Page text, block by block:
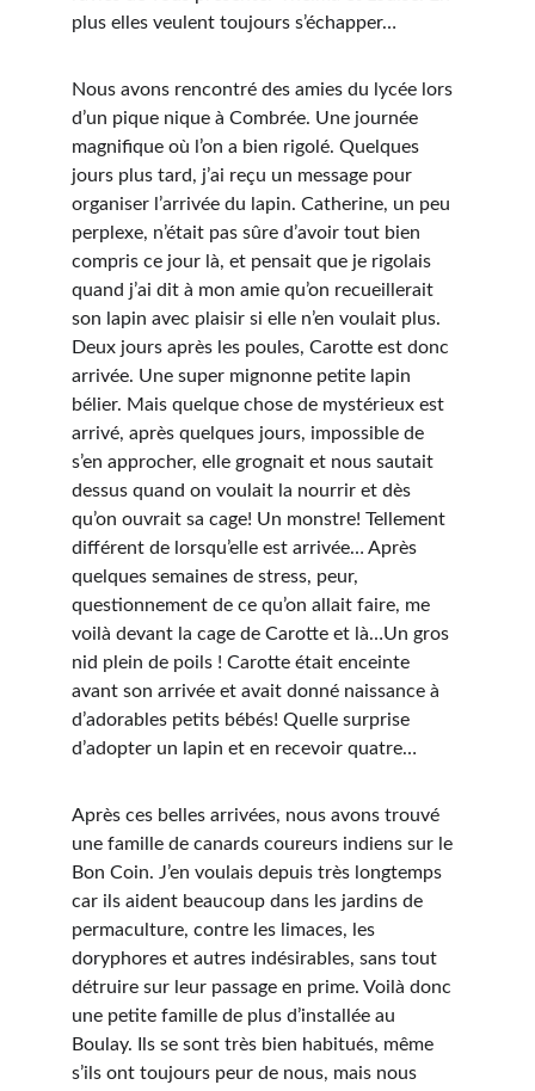
plus elles veulent toujours s’échapper…
Nous avons rencontré des amies du lycée lors
d’un pique nique à Combrée. Une journée
magnifique où l’on a bien rigolé. Quelques
jours plus tard, j’ai reçu un message pour
organiser l’arrivée du lapin. Catherine, un peu
perplexe, n’était pas sûre d’avoir tout bien
compris ce jour là, et pensait que je rigolais
quand j’ai dit à mon amie qu’on recueillerait
son lapin avec plaisir si elle n’en voulait plus.
Deux jours après les poules, Carotte est donc
arrivée. Une super mignonne petite lapin
bélier. Mais quelque chose de mystérieux est
arrivé, après quelques jours, impossible de
s’en approcher, elle grognait et nous sautait
dessus quand on voulait la nourrir et dès
qu’on ouvrait sa cage! Un monstre! Tellement
différent de lorsqu’elle est arrivée… Après
quelques semaines de stress, peur,
questionnement de ce qu’on allait faire, me
voilà devant la cage de Carotte et là…Un gros
nid plein de poils ! Carotte était enceinte
avant son arrivée et avait donné naissance à
d’adorables petits bébés! Quelle surprise
d’adopter un lapin et en recevoir quatre…
Après ces belles arrivées, nous avons trouvé
une famille de canards coureurs indiens sur le
Bon Coin. J’en voulais depuis très longtemps
car ils aident beaucoup dans les jardins de
permaculture, contre les limaces, les
doryphores et autres indésirables, sans tout
détruire sur leur passage en prime. Voilà donc
une petite famille de plus d’installée au
Boulay. Ils se sont très bien habitués, même
s’ils ont toujours peur de nous, mais nous